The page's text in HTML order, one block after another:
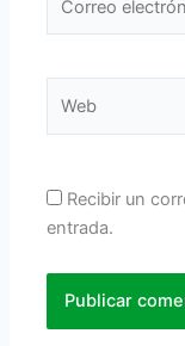
electrónico*
Recibir un
entrada.